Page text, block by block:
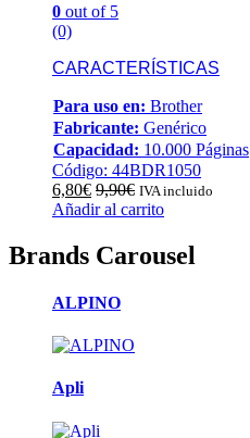
0 out of 5
(0)
CARACTERÍSTICAS
Para uso en: Brother
Fabricante: Genérico
Capacidad: 10.000 Páginas
Código: 44BDR1050
6,80€ 9,90€ IVA incluido
Añadir al carrito
Brands Carousel
ALPINO
Apli